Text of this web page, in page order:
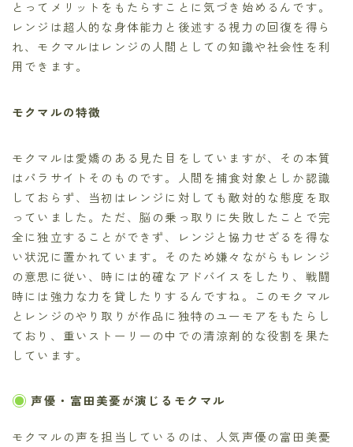
とってメリットをもたらすことに気づき始めるんです。
レンジは超人的な身体能力と後述する視力の回復を得ら
れ、モクマルはレンジの人間としての知識や社会性を利
用できます。
モクマルの特徴
モクマルは愛嬌のある見た目をしていますが、その本質
はパラサイトそのものです。人間を捕食対象としか認識
しておらず、当初はレンジに対しても敵対的な態度を取
っていました。ただ、脳の乗っ取りに失敗したことで完
全に独立することができず、レンジと協力せざるを得な
い状況に置かれています。そのため嫌々ながらもレンジ
の意思に従い、時には的確なアドバイスをしたり、戦闘
時には強力な力を貸したりするんですね。このモクマル
とレンジのやり取りが作品に独特のユーモアをもたらし
ており、重いストーリーの中での清涼剤的な役割を果た
しています。
声優・富田美憂が演じるモクマル
モクマルの声を担当しているのは、人気声優の富田美憂